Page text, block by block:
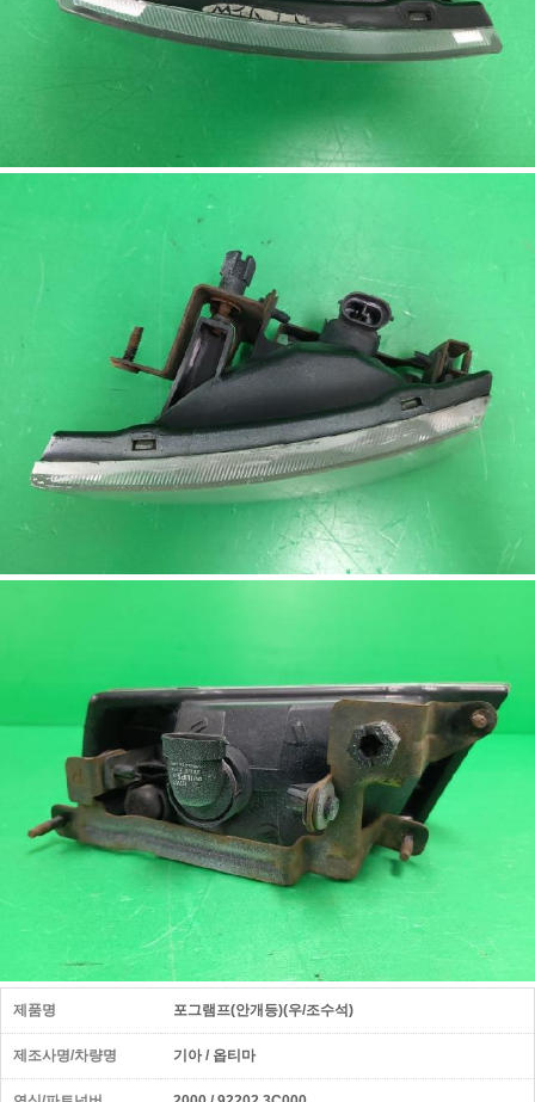
제품명 포그램프(안개등)(우/조수석)
제조사명/차량명 기아 / 옵티마